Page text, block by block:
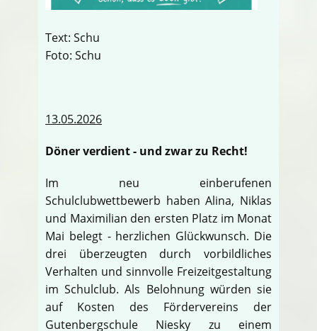
Text: Schu
Foto: Schu
13.05.2026
Döner verdient - und zwar zu Recht!
Im neu einberufenen
Schulclubwettbewerb haben Alina, Niklas
und Maximilian den ersten Platz im Monat
Mai belegt - herzlichen Glückwunsch. Die
drei überzeugten durch vorbildliches
Verhalten und sinnvolle Freizeitgestaltung
im Schulclub. Als Belohnung würden sie
auf Kosten des Fördervereins der
Gutenbergschule Niesky zu einem